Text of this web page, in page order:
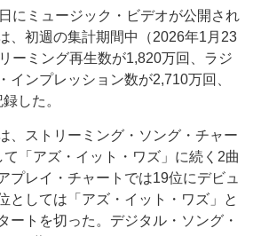
にミュージック・ビデオが公開され
、初週の集計期間中（2026年1月23
ーミング再生数が1,820万回、ラジ
インプレッション数が2,710万回、
した。
、ストリーミング・ソング・チャー
て「アズ・イット・ワズ」に続く2曲
プレイ・チャートでは19位にデビュ
としては「アズ・イット・ワズ」と
ートを切った。デジタル・ソング・